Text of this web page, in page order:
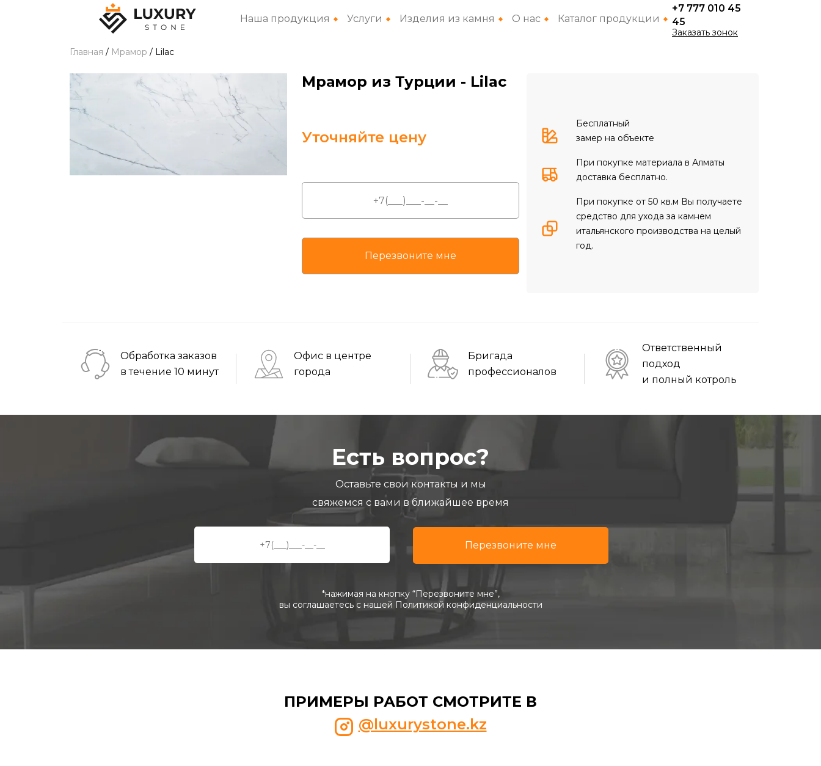
Наша продукция Услуги Изделия из камня О нас Каталог продукции
+7 777 010 45
45
Заказать зонок
Главная / Мрамор / Lilac
Мрамор из Турции - Lilac
Уточняйте цену
Бесплатный
замер на объекте
При покупке материала в Алматы
доставка бесплатно.
При покупке от 50 кв.м Вы получаете
средство для ухода за камнем
итальянского производства на целый
год.
Обработка заказов
в течение 10 минут
Офис в центре
города
Бригада
профессионалов
Ответственный
подход
и полный котроль
Есть вопрос?
Оставьте свои контакты и мы
свяжемся с вами в ближайшее время
*нажимая на кнопку “Перезвоните мне”,
вы соглашаетесь с нашей Политикой конфиденциальности
ПРИМЕРЫ РАБОТ СМОТРИТЕ В
@luxurystone.kz